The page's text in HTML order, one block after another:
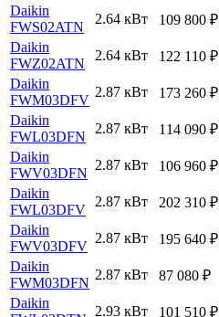
Daikin
FWS02ATN
2.64 кВт 109 800 ₽
Daikin
FWZ02ATN
2.64 кВт 122 110 ₽
Daikin
FWM03DFV
2.87 кВт 173 260 ₽
Daikin
FWL03DFN
2.87 кВт 114 090 ₽
Daikin
FWV03DFN
2.87 кВт 106 960 ₽
Daikin
FWL03DFV
2.87 кВт 202 310 ₽
Daikin
FWV03DFV
2.87 кВт 195 640 ₽
Daikin
FWM03DFN
2.87 кВт 87 080 ₽
Daikin
2.93 кВт 101 510 ₽